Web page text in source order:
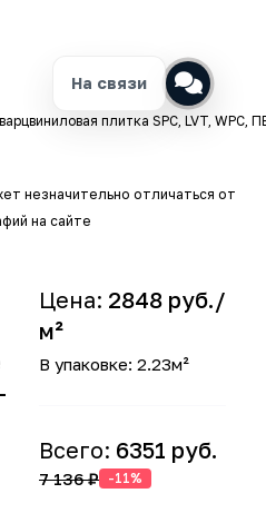
плитка SPC, LVT, WPC,
незначительно отличаться от
на сайте
Цена: 2848 руб./
м²
В упаковке: 2.23м²
Всего: 6351 руб.
7 136 ₽ -11%
На связи